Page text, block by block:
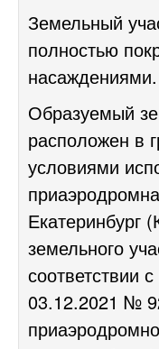
Земельный
полностью
насаждениями.
Образуемый
расположен в
условиями
Екатеринбург
земельного
соответствии
03.12.2021 №